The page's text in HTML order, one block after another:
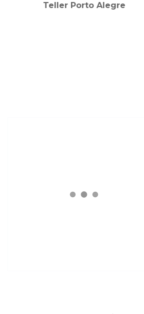
Teller Porto Alegre